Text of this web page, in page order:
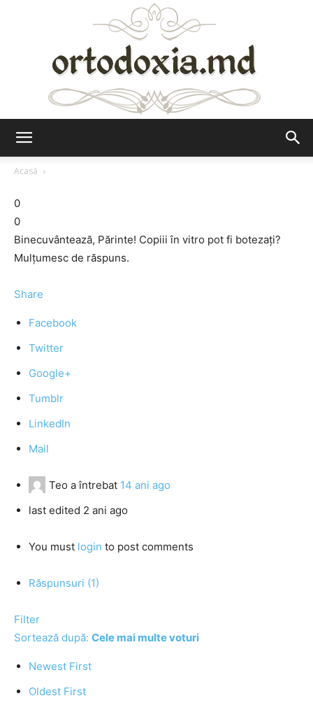
Acasă
0
0
Binecuvântează, Părinte! Copiii în vitro pot fi botezați?
Mulțumesc de răspuns.
Share
Facebook
Twitter
Google+
Tumblr
LinkedIn
Mail
Teo a întrebat 14 ani ago
last edited 2 ani ago
You must login to post comments
Răspunsuri (1)
Filter
Sortează după: Cele mai multe voturi
Newest First
Oldest First